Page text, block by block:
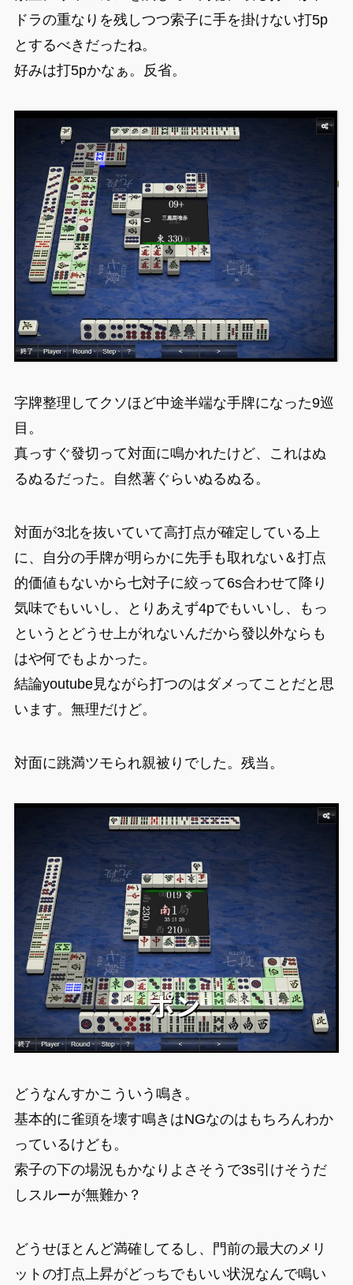
ドラの重なりを残しつつ索子に手を掛けない打5p
とするべきだったね。
好みは打5pかなぁ。反省。
字牌整理してクソほど中途半端な手牌になった9巡
目。
真っすぐ發切って対面に鳴かれたけど、これはぬ
るぬるだった。自然薯ぐらいぬるぬる。
対面が3北を抜いていて高打点が確定している上
に、自分の手牌が明らかに先手も取れない＆打点
的価値もないから七対子に絞って6s合わせて降り
気味でもいいし、とりあえず4pでもいいし、もっ
というとどうせ上がれないんだから發以外ならも
はや何でもよかった。
結論youtube見ながら打つのはダメってことだと思
います。無理だけど。
対面に跳満ツモられ親被りでした。残当。
どうなんすかこういう鳴き。
基本的に雀頭を壊す鳴きはNGなのはもちろんわか
っているけども。
索子の下の場況もかなりよさそうで3s引けそうだ
しスルーが無難か？
どうせほとんど満確してるし、門前の最大のメリ
ットの打点上昇がどっちでもいい状況なんで鳴い